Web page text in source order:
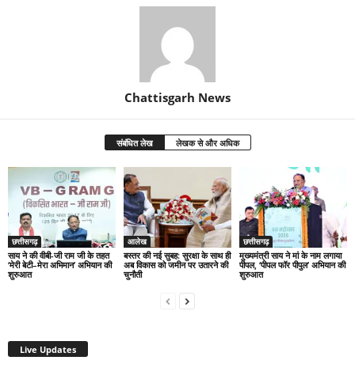
Chattisgarh News
संबंधित लेख लेखक से और अधिक
छत्तीसगढ़
साय ने की वीबी-जी राम जी के तहत
‘मेरी बेटी–मेरा अभिमान’ अभियान की
शुरुआत
आलेख
बस्तर की नई सुबह: सुरक्षा के साथ ही
अब विकास को जमीन पर उतारने की
चुनौती
छत्तीसगढ़
मुख्यमंत्री साय ने मां के नाम लगाया
पीपल, ‘पीपल फॉर पीपुल’ अभियान की
शुरुआत
Live Updates